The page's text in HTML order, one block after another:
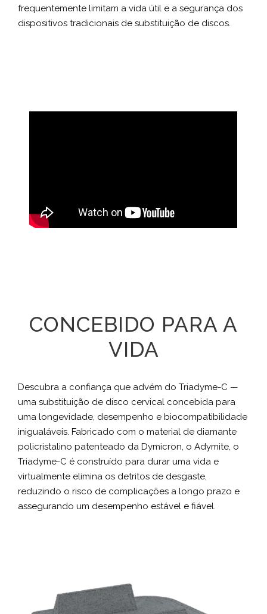
frequentemente limitam a vida útil e a segurança dos
dispositivos tradicionais de substituição de discos.
CONCEBIDO PARA A
VIDA
Descubra a confiança que advém do Triadyme-C —
uma substituição de disco cervical concebida para
uma longevidade, desempenho e biocompatibilidade
inigualáveis. Fabricado com o material de diamante
policristalino patenteado da Dymicron, o Adymite, o
Triadyme-C é construído para durar uma vida e
virtualmente elimina os detritos de desgaste,
reduzindo o risco de complicações a longo prazo e
assegurando um desempenho estável e fiável.